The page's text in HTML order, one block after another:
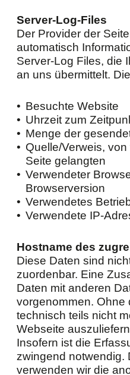
Server-Log-Files
Der Provider der
automatisch
Server-Log Files, die
an uns übermittelt.
Besuchte Website
Uhrzeit zum
Menge der
Quelle/Verweis,
Seite gelangten
Verwendeter
Browserversion
Verwendetes
Verwendete IP-
Hostname des
Diese Daten sind
zuordenbar. Eine
Daten mit anderen
vorgenommen. Ohne
technisch teils nicht
Webseite
Insofern ist die
zwingend notwendig.
verwenden wir die